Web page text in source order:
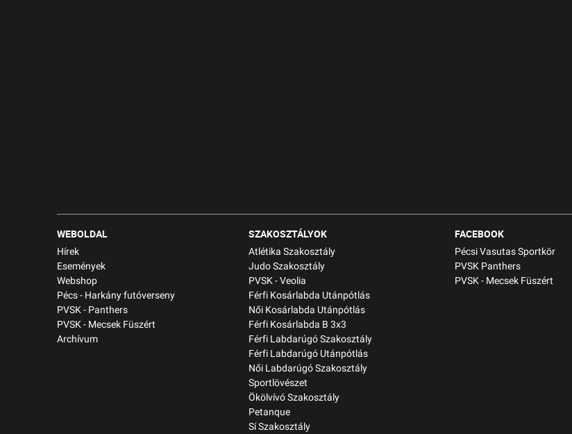
WEBOLDAL
Hírek
Események
Webshop
Pécs - Harkány futóverseny
PVSK - Panthers
PVSK - Mecsek Füszért
Archívum
SZAKOSZTÁLYOK
Atlétika Szakosztály
Judo Szakosztály
PVSK - Veolia
Férfi Kosárlabda Utánpótlás
Női Kosárlabda Utánpótlás
Férfi Kosárlabda B 3x3
Férfi Labdarúgó Szakosztály
Férfi Labdarúgó Utánpótlás
Női Labdarúgó Szakosztály
Sportlövészet
Ökölvívó Szakosztály
Petanque
Sí Szakosztály
FACEBOOK
Pécsi Vasutas Sportkör
PVSK Panthers
PVSK - Mecsek Füszért